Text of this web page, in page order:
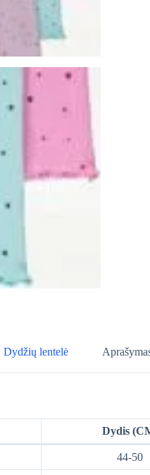
Dydžių lentelė
Dydis
44-50